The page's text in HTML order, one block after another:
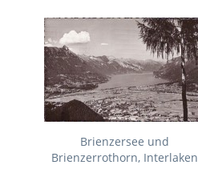
Brienzersee und
Brienzerrothorn, Interlaken